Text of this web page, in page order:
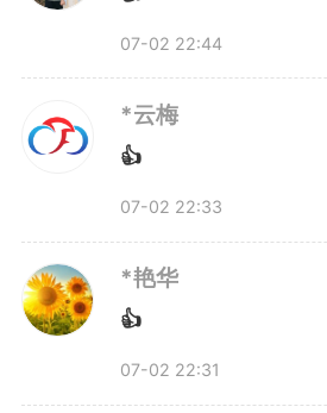
的3845万元安徽省
专项，项目成果填补
温芯片型离子阱领域
显著缩小了与国际先
距。在他的带领下，
高新技术企业、安徽
业，在产业界和资本
07-02 22:44
*云梅
👍
07-02 22:33
*艳华
👍
07-02 22:31